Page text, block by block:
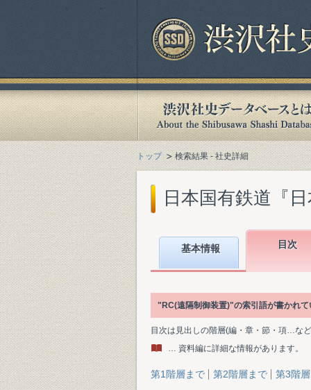
トップ 検索結果 - 社史詳細
日本国有鉄道『
基本情報 目次
"RC(遠隔制御装置)"の索引語が書かれ
目次は見出しの階層(編・章・節・項…な
… 資料編に詳細な情報があります。
第1階層まで 第2階層まで 第3階